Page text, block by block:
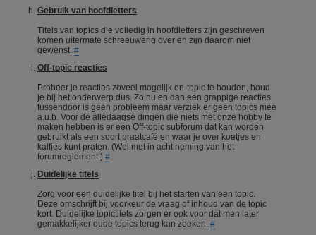
Gebruik van hoofdletters
Titels van topics die volledig in hoofdletters zijn geschreven
komen uitermate schreeuwerig over en zijn daarom niet
gewenst. #
Off-topic reacties
Probeer je reacties zoveel mogelijk on-topic te houden, houd
je bij het onderwerp dus. Zo nu en dan een grappige reacties
tussendoor is geen probleem maar verziek er geen topics mee
a.u.b. Voor de alledaagse dingen die niets met onze hobby te
maken hebben is er een Off-topic subforum dat kan worden
gebruikt als een soort praatcafé en waar je over koetjes en
kalfjes kunt praten. (Wel met in acht neming van het
forumreglement.) #
Duidelijke titels
Zorg voor een duidelijke titel bij het starten van een topic.
Deze omschrijft bij voorkeur de vraag of inhoud van de topic
kort. Duidelijke topictitels zorgen er ook voor dat men later
gemakkelijker oude topics terug kan zoeken. #